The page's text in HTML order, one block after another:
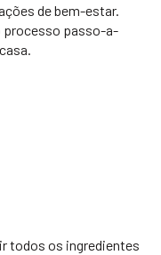
de bem-estar.
processo passo-a-
todos os ingredientes